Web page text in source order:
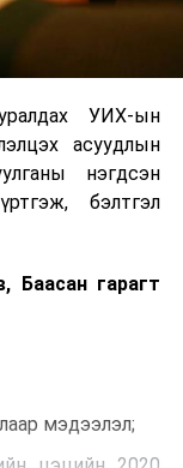
УИХ-ын
асуудлын
нэгдсэн
бэлтгэл
Баасан гарагт
мэдээлэл;